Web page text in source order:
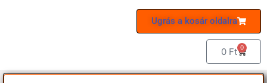
Ugrás a kosár oldalra
0 Ft 0